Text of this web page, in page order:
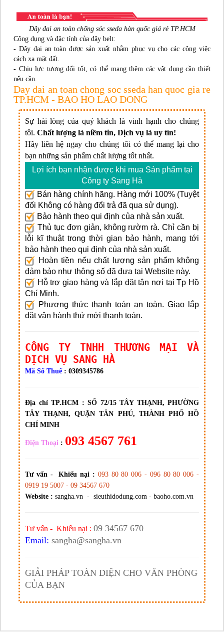
Dây đai an toàn chống sóc sseda hàn quốc giá rẻ TP.HCM
Công dụng và đặc tính của dây belt:
- Dây đai an toàn được sản xuất nhằm phục vụ cho các công việc
cách xa mặt đất.
- Chịu lực tương đối tốt, có thể mang thêm các vật dụng cần thiết
nếu cần.
Day dai an toan chong soc sseda han quoc gia re
TP.HCM - BAO HO LAO DONG
Sự hài lòng của quý khách là vinh hạnh cho chúng
tôi. Chất lượng là niềm tin, Dịch vụ là uy tín!
Hãy liên hệ ngay cho chúng tôi có thể mang lại cho
bạn những sản phẩm chất lượng tốt nhất.
Lợi ích bạn nhận được khi mua Sản phẩm tại
Công ty Sang Hà
Bán hàng chính hãng. Hàng mới 100% (Tuyệt
đối Không có hàng đổi trả đã qua sử dụng).
Bảo hành theo qui định của nhà sản xuất.
Thủ tục đơn giản, không rườm rà. Chỉ cần bị
lỗi kĩ thuật trong thời gian bảo hành, mang tới
bảo hành theo qui định của nhà sản xuất.
Hoàn tiền nếu chất lượng sản phẩm không
đảm bảo như thông số đã đưa tại Website này.
Hỗ trợ giao hàng và lắp đặt tận nơi tại Tp Hồ
Chí Minh.
Phương thức thanh toán an toàn. Giao lắp
đặt vận hành thử mới thanh toán.
CÔNG TY TNHH THƯƠNG MẠI VÀ
DỊCH VỤ SANG HÀ
Mã Số Thuế : 0309345786
Địa chỉ TP.HCM : SỐ 72/15 TÂY THẠNH, PHƯỜNG
TÂY THẠNH, QUẬN TÂN PHÚ, THÀNH PHỐ HỒ
CHÍ MINH
Điện Thoại : 093 4567 761
Tư vấn - Khiếu nại : 093 80 80 006 - 096 80 80 006 -
0919 19 5007 - 09 34567 670
Website : sangha.vn - sieuthidodung.com - baoho.com.vn
Tư vấn - Khiếu nại : 09 34567 670
Email: sangha@sangha.vn
GIẢI PHÁP TOÀN DIỆN CHO VĂN PHÒNG
CỦA BẠN